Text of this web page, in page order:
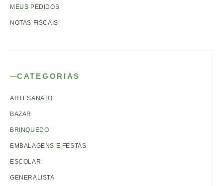
MEUS PEDIDOS
NOTAS FISCAIS
CATEGORIAS
ARTESANATO
BAZAR
BRINQUEDO
EMBALAGENS E FESTAS
ESCOLAR
GENERALISTA